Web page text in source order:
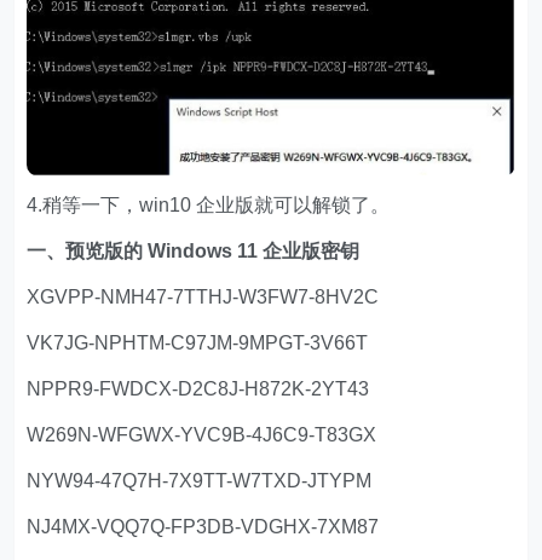
4.稍等一下，win10 企业版就可以解锁了。
一、预览版的 Windows 11 企业版密钥
XGVPP-NMH47-7TTHJ-W3FW7-8HV2C
VK7JG-NPHTM-C97JM-9MPGT-3V66T
NPPR9-FWDCX-D2C8J-H872K-2YT43
W269N-WFGWX-YVC9B-4J6C9-T83GX
NYW94-47Q7H-7X9TT-W7TXD-JTYPM
NJ4MX-VQQ7Q-FP3DB-VDGHX-7XM87